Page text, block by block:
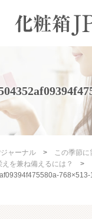
ャーナル > この季節に
を兼ね備えるには？
>
768×513-